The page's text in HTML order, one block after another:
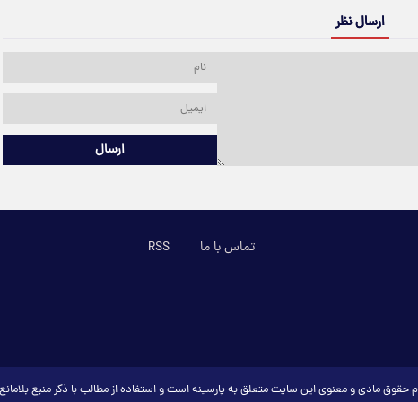
ارسال نظر
ارسال
تماس با ما RSS
حقوق مادی و معنوی این سایت متعلق به پارسینه است و استفاده از مطالب با ذکر منبع